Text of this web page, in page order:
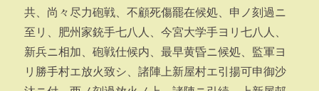
共、尚々尽力砲戦、不顧死傷罷在候処、申ノ刻過ニ
至リ、肥州家銃手七八人、今宮大学手ヨリ七八人、
新兵ニ相加、砲戦仕候内、最早黄昏ニ候処、監軍ヨ
リ勝手村エ放火致シ、諸陣上新屋村エ引揚可申御沙